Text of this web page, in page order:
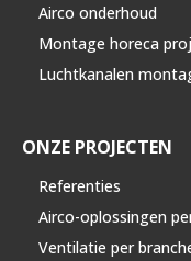
Airco onderhoud
Montage horeca
Luchtkanalen
ONZE PROJECTEN
Referenties
Airco-oplossingen
Ventilatie per